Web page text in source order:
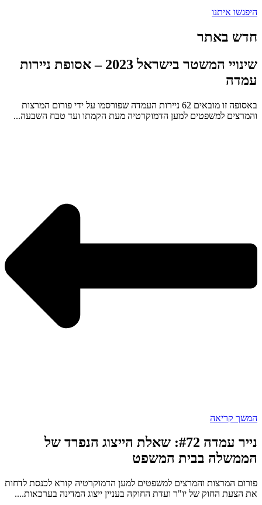
היפגשו איתנו
חדש באתר
שינויי המשטר בישראל 2023 – אסופת ניירות
עמדה
באסופה זו מובאים 62 ניירות העמדה שפורסמו על ידי פורום המרצות
והמרצים למשפטים למען הדמוקרטיה מעת הקמתו ועד טבח השבעה...
המשך קריאה
נייר עמדה #72: שאלת הייצוג הנפרד של
הממשלה בבית המשפט
פורום המרצות והמרצים למשפטים למען הדמוקרטיה קורא לכנסת לדחות
את הצעת החוק של יו"ר ועדת החוקה בעניין ייצוג המדינה בערכאות....